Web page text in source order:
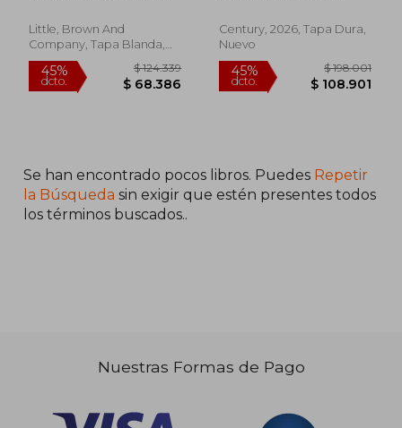
Little, Brown And
Company, Tapa Blanda,
Nuevo
Century, 2026, Tapa Dura,
Nuevo
Se han encontrado pocos libros. Puedes Repetir
la Búsqueda sin exigir que estén presentes todos
los términos buscados..
Nuestras Formas de Pago